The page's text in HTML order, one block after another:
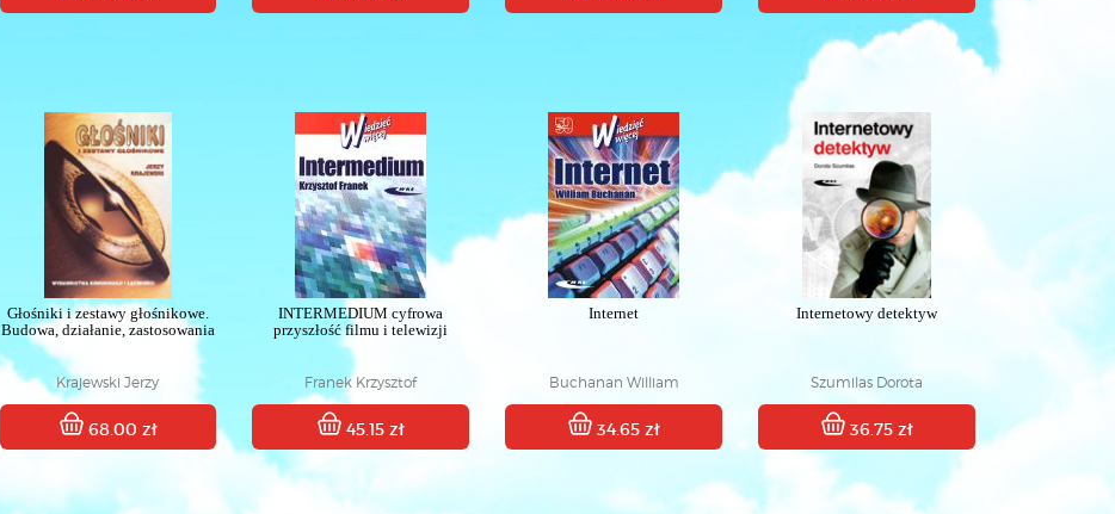
Głośniki i zestawy głośnikowe.
Budowa, działanie, zastosowania
Krajewski Jerzy
68.00 zł
INTERMEDIUM cyfrowa
przyszłość filmu i telewizji
Franek Krzysztof
45.15 zł
Internet
Buchanan William
34.65 zł
Internetowy detektyw
Szumilas Dorota
36.75 zł